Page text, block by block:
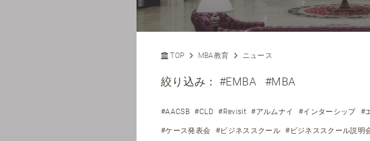
TOP MBA教育 ニュース
絞り込み：#EMBA #MBA
#AACSB #CLD #Revisit #アルムナイ #インターシップ #
#ケース発表会 #ビジネススクール #ビジネススクール説明